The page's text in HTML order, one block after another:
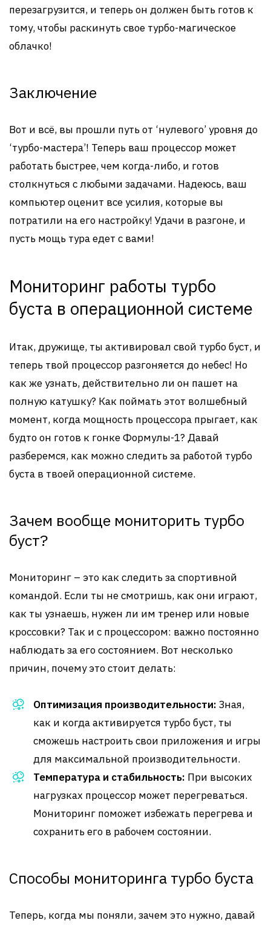
перезагрузится, и теперь он должен быть готов к
тому, чтобы раскинуть свое турбо-магическое
облачко!
Заключение
Вот и всё, вы прошли путь от ‘нулевого’ уровня до
‘турбо-мастера’! Теперь ваш процессор может
работать быстрее, чем когда-либо, и готов
столкнуться с любыми задачами. Надеюсь, ваш
компьютер оценит все усилия, которые вы
потратили на его настройку! Удачи в разгоне, и
пусть мощь тура едет с вами!
Мониторинг работы турбо
буста в операционной системе
Итак, дружище, ты активировал свой турбо буст, и
теперь твой процессор разгоняется до небес! Но
как же узнать, действительно ли он пашет на
полную катушку? Как поймать этот волшебный
момент, когда мощность процессора прыгает, как
будто он готов к гонке Формулы-1? Давай
разберемся, как можно следить за работой турбо
буста в твоей операционной системе.
Зачем вообще мониторить турбо
буст?
Мониторинг – это как следить за спортивной
командой. Если ты не смотришь, как они играют,
как ты узнаешь, нужен ли им тренер или новые
кроссовки? Так и с процессором: важно постоянно
наблюдать за его состоянием. Вот несколько
причин, почему это стоит делать:
Оптимизация производительности: Зная,
как и когда активируется турбо буст, ты
сможешь настроить свои приложения и игры
для максимальной производительности.
Температура и стабильность: При высоких
нагрузках процессор может перегреваться.
Мониторинг поможет избежать перегрева и
сохранить его в рабочем состоянии.
Способы мониторинга турбо буста
Теперь, когда мы поняли, зачем это нужно, давай